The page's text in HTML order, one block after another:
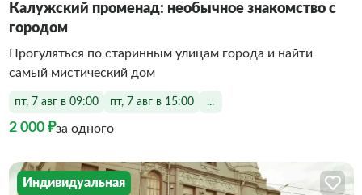
Калужский променад: необычное знакомство с
городом
Прогуляться по старинным улицам города и найти
самый мистический дом
пт, 7 авг в 09:00 пт, 7 авг в 15:00 ...
2 000 ₽за одного
Индивидуальная